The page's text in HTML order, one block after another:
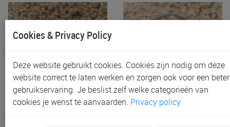
Zonnebril Little Dutch
Kinderzonnebril Ocean
Zonnebril Little Dutch
Kinderzonnebril Ocean
Cookies & Privacy Policy
Deze website gebruikt cookies. Cookies zijn nodig om deze
website correct te laten werken en zorgen ook voor een
gebruikservaring. Je beslist zelf welke categorieën van
cookies je wenst te aanvaarden. Privacy policy